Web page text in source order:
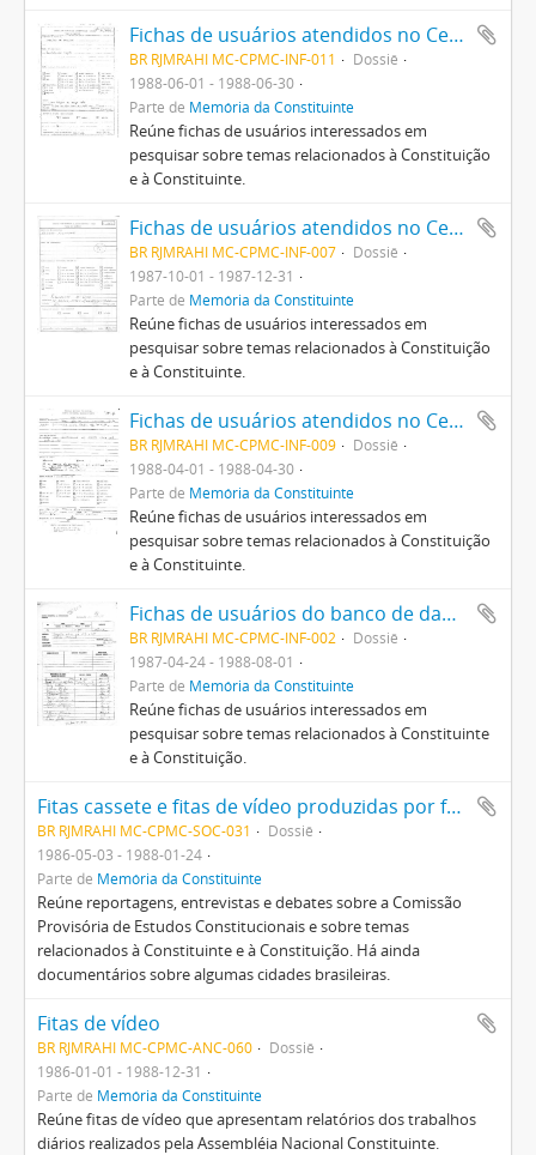
Fichas de usuários atendidos no Centro Pró-Memória da Constituinte
BR RJMRAHI MC-CPMC-INF-011
Dossiê
1988-06-01 - 1988-06-30
Parte de Memória da Constituinte
Reúne fichas de usuários interessados em
pesquisar sobre temas relacionados à Constituição
e à Constituinte.
Fichas de usuários atendidos no Centro Pró-Memória da Constituinte
BR RJMRAHI MC-CPMC-INF-007
Dossiê
1987-10-01 - 1987-12-31
Parte de Memória da Constituinte
Reúne fichas de usuários interessados em
pesquisar sobre temas relacionados à Constituição
e à Constituinte.
Fichas de usuários atendidos no Centro Pró-Memória da Constituinte
BR RJMRAHI MC-CPMC-INF-009
Dossiê
1988-04-01 - 1988-04-30
Parte de Memória da Constituinte
Reúne fichas de usuários interessados em
pesquisar sobre temas relacionados à Constituição
e à Constituinte.
Fichas de usuários do banco de dados do PRODASEN (Centro de Informática e Processamento de Dados do Senado Federal) atendidos no CPMC
BR RJMRAHI MC-CPMC-INF-002
Dossiê
1987-04-24 - 1988-08-01
Parte de Memória da Constituinte
Reúne fichas de usuários interessados em
pesquisar sobre temas relacionados à Constituinte
e à Constituição.
Fitas cassete e fitas de vídeo produzidas por fontes externas ao CPMC
BR RJMRAHI MC-CPMC-SOC-031
Dossiê
1986-05-03 - 1988-01-24
Parte de Memória da Constituinte
Reúne reportagens, entrevistas e debates sobre a Comissão
Provisória de Estudos Constitucionais e sobre temas
relacionados à Constituinte e à Constituição. Há ainda
documentários sobre algumas cidades brasileiras.
Fitas de vídeo
BR RJMRAHI MC-CPMC-ANC-060
Dossiê
1986-01-01 - 1988-12-31
Parte de Memória da Constituinte
Reúne fitas de vídeo que apresentam relatórios dos trabalhos
diários realizados pela Assembléia Nacional Constituinte.